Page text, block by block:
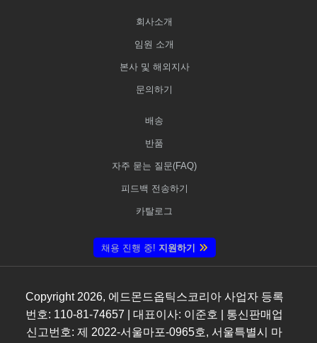
회사소개
임원 소개
본사 및 해외지사
문의하기
배송
반품
자주 묻는 질문(FAQ)
피드백 전송하기
카탈로그
채용 진행 중! 지원하기
Copyright 2026, 에드몬드옵틱스코리아 사업자 등록
번호: 110-81-74657 | 대표이사: 이준호 | 통신판매업
신고번호: 제 2022-서울마포-0965호, 서울특별시 마